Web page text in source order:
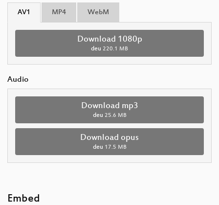
AV1 MP4 WebM
Download 1080p
deu 220.1 MB
Audio
Download mp3
deu 25.6 MB
Download opus
deu 17.5 MB
Embed